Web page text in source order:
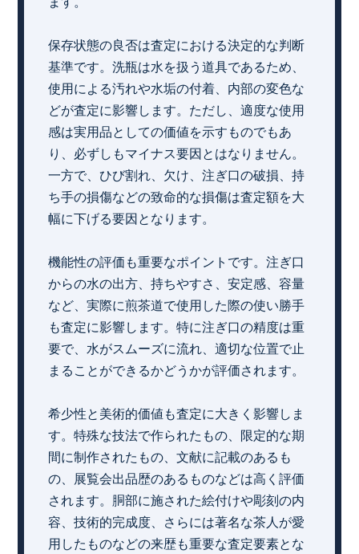
保存状態の良否は査定における決定的な判断
基準です。洗瓶は水を扱う道具であるため、
使用による汚れや水垢の付着、内部の変色な
どが査定に影響します。ただし、適度な使用
感は実用品としての価値を示すものでもあ
り、必ずしもマイナス要因とはなりません。
一方で、ひび割れ、欠け、注ぎ口の破損、持
ち手の損傷などの致命的な損傷は査定額を大
幅に下げる要因となります。
機能性の評価も重要なポイントです。注ぎ口
からの水の出方、持ちやすさ、安定感、容量
など、実際に煎茶道で使用した際の使い勝手
も査定に影響します。特に注ぎ口の精度は重
要で、水がスムーズに流れ、適切な位置で止
まることができるかどうかが評価されます。
希少性と美術的価値も査定に大きく影響しま
す。特殊な技法で作られたもの、限定的な期
間に制作されたもの、文献に記載のあるも
の、展覧会出品歴のあるものなどは高く評価
されます。胴部に施された絵付けや彫刻の内
容、技術的完成度、さらには著名な茶人が愛
用したものなどの来歴も重要な査定要素とな